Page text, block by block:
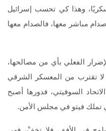
وهذا كي تحسب إسرائيل
مباشر معها، فالصدام معها
الفعلي بأي من مصالحها،
تقترب من المعسكر الشرقي
السوفيتي، فدورها أصبح
تملك فيتو في مجلس الأمن.